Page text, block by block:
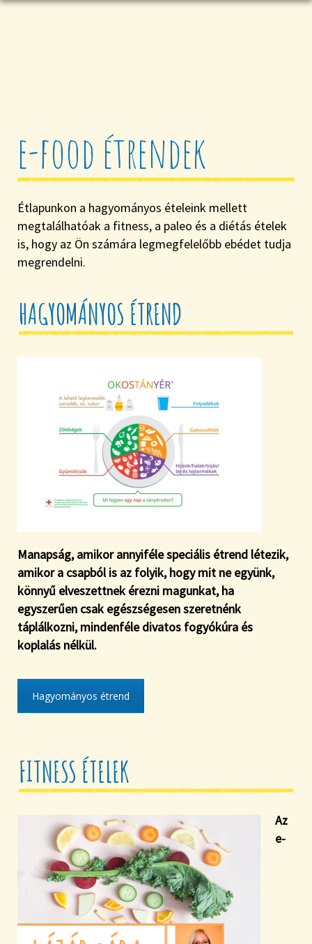
e-food étrendek
Étlapunkon a hagyományos ételeink mellett
megtalálhatóak a fitness, a paleo és a diétás ételek
is, hogy az Ön számára legmegfelelőbb ebédet tudja
megrendelni.
HAGYOMÁNYOS ÉTREND
Manapság, amikor annyiféle speciális étrend létezik,
amikor a csapból is az folyik, hogy mit ne együnk,
könnyű elveszettnek érezni magunkat, ha
egyszerűen csak egészségesen szeretnénk
táplálkozni, mindenféle divatos fogyókúra és
koplalás nélkül.
Hagyományos étrend
FITNESS ÉTELEK
Az
e-